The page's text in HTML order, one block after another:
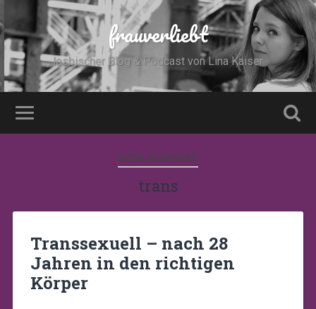
frauverliebt
lesbischer Blog & Podcast von Lina Kaiser
SCHLAGWORT
trans
Transsexuell – nach 28
Jahren in den richtigen
Körper